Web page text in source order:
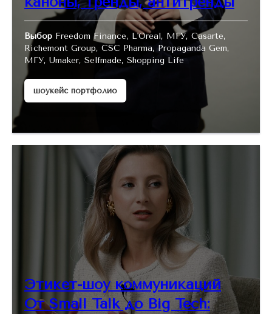
Выбор Freedom Finance, L'Oreal, МГУ, Casarte,
Richemont Group, CSC Pharma, Propaganda Gem,
МГУ, Umaker, Selfmade, Shopping Life
шоукейс портфолио
Этикет-шоу коммуникаций
От Small Talk до Big Tech: